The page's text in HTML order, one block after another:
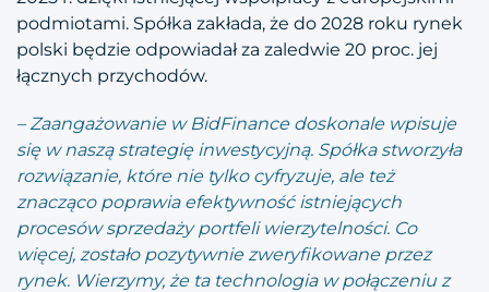
podmiotami. Spółka zakłada, że do 2028 roku rynek
polski będzie odpowiadał za zaledwie 20 proc. jej
łącznych przychodów.
– Zaangażowanie w BidFinance doskonale wpisuje
się w naszą strategię inwestycyjną. Spółka stworzyła
rozwiązanie, które nie tylko cyfryzuje, ale też
znacząco poprawia efektywność istniejących
procesów sprzedaży portfeli wierzytelności. Co
więcej, zostało pozytywnie zweryfikowane przez
rynek. Wierzymy, że ta technologia w połączeniu z